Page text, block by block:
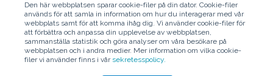
Den här webbplatsen sparar cookie-filer på din dator. Cookie-filer
används för att samla in information om hur du interagerar med vår
webbplats samt för att komma ihåg dig. Vi använder cookie-filer för
att förbättra och anpassa din upplevelse av webbplatsen,
sammanställa statistik och göra analyser om våra besökare på
webbplatsen och i andra medier. Mer information om vilka cookie-
filer vi använder finns i vår sekretesspolicy.
© Copyright 2024 - Lindab AB